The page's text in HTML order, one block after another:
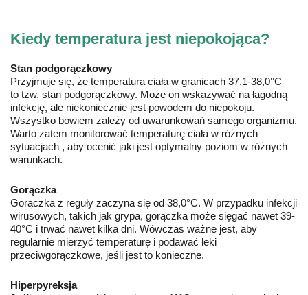
Kiedy temperatura jest niepokojąca?
Stan podgorączkowy
Przyjmuje się, że temperatura ciała w granicach 37,1-38,0°C
to tzw. stan podgorączkowy. Może on wskazywać na łagodną
infekcję, ale niekoniecznie jest powodem do niepokoju.
Wszystko bowiem zależy od uwarunkowań samego organizmu.
Warto zatem monitorować temperaturę ciała w różnych
sytuacjach , aby ocenić jaki jest optymalny poziom w różnych
warunkach.
Gorączka
Gorączka z reguły zaczyna się od 38,0°C. W przypadku infekcji
wirusowych, takich jak grypa, gorączka może sięgać nawet 39-
40°C i trwać nawet kilka dni. Wówczas ważne jest, aby
regularnie mierzyć temperaturę i podawać leki
przeciwgorączkowe, jeśli jest to konieczne.
Hiperpyreksja